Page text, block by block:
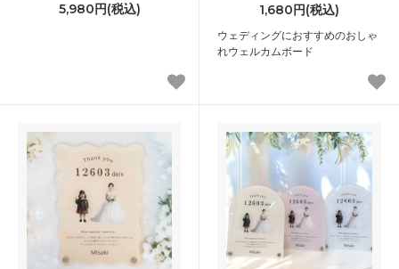
5,980円(税込) 1,680円(税込)
ウェディングにおすすめのおしゃ
れウェルカムボード